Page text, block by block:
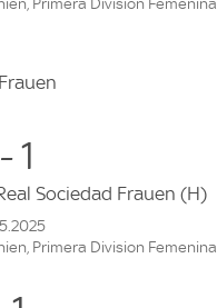
Primera Division Femenina
1
Sociedad Frauen (H)
Primera Division Femenina